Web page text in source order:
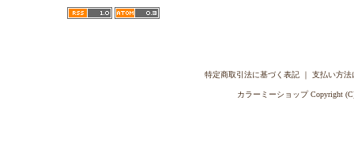
特定商取引法に基づく表記｜ 支払い方法
カラーミーショップCopyright